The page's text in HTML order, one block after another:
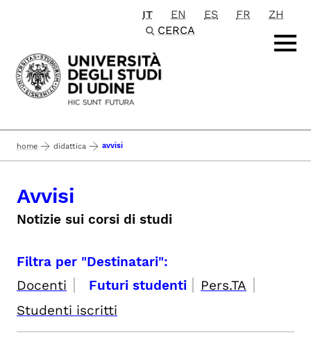
Passa al contenuto principale
IT EN ES FR
ZH
CERCA
home didattica avvisi
Avvisi
Notizie sui corsi di studi
Filtra per "Destinatari":
Docenti | Futuri studenti | Pers.TA |
Studenti iscritti